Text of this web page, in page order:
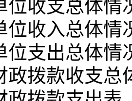
位收支总体情
位收入总体情
位支出总体情
政拨款收支总